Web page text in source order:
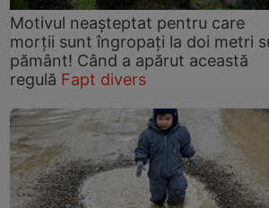
Motivul neașteptat pentru care
morții sunt îngropați la doi metri
pământ! Când a apărut această
regulă Fapt divers